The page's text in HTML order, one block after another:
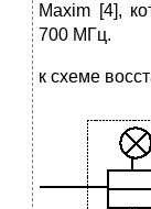
Maxim [4],
700 МГц.
к схеме